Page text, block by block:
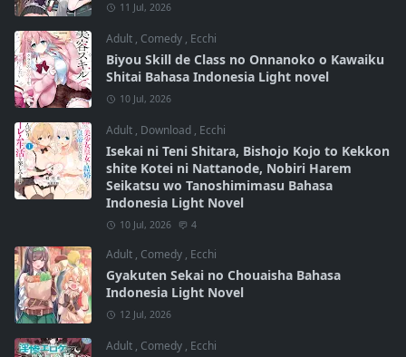
11 Jul, 2026
Adult , Comedy , Ecchi
Biyou Skill de Class no Onnanoko o Kawaiku
Shitai Bahasa Indonesia Light novel
10 Jul, 2026
Adult , Download , Ecchi
Isekai ni Teni Shitara, Bishojo Kojo to Kekkon
shite Kotei ni Nattanode, Nobiri Harem
Seikatsu wo Tanoshimimasu Bahasa
Indonesia Light Novel
10 Jul, 2026 4
Adult , Comedy , Ecchi
Gyakuten Sekai no Chouaisha Bahasa
Indonesia Light Novel
12 Jul, 2026
Adult , Comedy , Ecchi